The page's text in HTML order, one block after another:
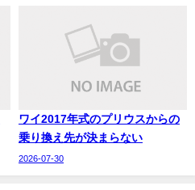
ワイ2017年式のプリウスからの
乗り換え先が決まらない
2026-07-30